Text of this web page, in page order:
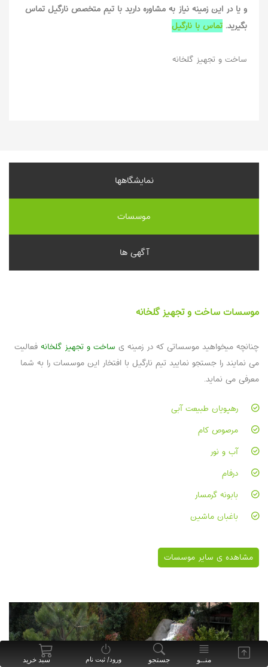
و یا در این زمینه نیاز به مشاوره دارید با تیم متخصص نارگیل تماس
بگیرید. تماس با نارگیل
ساخت و تجهیز گلخانه
نمایشگاهها
موسسات
آگهی ها
موسسات ساخت و تجهیز گلخانه‌
چنانچه میخواهید موسساتی که در زمینه ی ساخت و تجهیز گلخانه‌ فعالیت
می نمایند را جستجو نمایید تیم نارگیل با افتخار این موسسات را به شما
معرفی می نماید.
رهپویان طبیعت آبی
مرصوص کام
آب و نور
درفام
بابونه گرمسار
باغبان ماشین
مشاهده ی سایر موسسات
منــو جستجو ورود/ ثبت نام سبد خرید